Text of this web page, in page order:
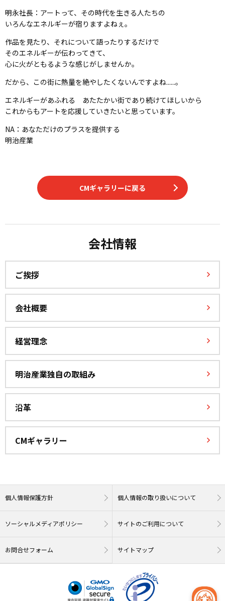
明永社長：アートって、その時代を生きる人たちの
いろんなエネルギーが宿りますよねぇ。
作品を見たり、それについて語ったりするだけで
そのエネルギーが伝わってきて、
心に火がともるような感じがしませんか。
だから、この街に熱量を絶やしたくないんですよね......。
エネルギーがあふれる あたたかい街であり続けてほしいから
これからもアートを応援していきたいと思っています。
NA：あなただけのプラスを提供する
明治産業
CMギャラリーに戻る
会社情報
ご挨拶
会社概要
経営理念
明治産業独自の取組み
沿革
CMギャラリー
個人情報保護方針 個人情報の取り扱いについて
ソーシャルメディアポリシー サイトのご利用について
お問合せフォーム サイトマップ